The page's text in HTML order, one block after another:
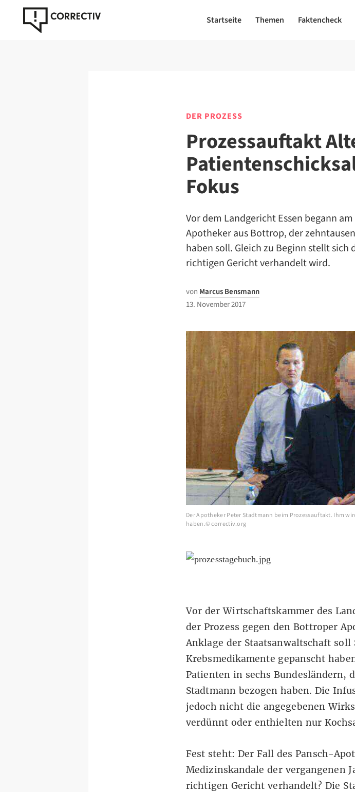
Startseite Themen Faktencheck
DER PROZESS
Prozessauftakt
Fokus
Vor dem Landgericht Essen begann
Apotheker aus Bottrop, der
haben soll. Gleich zu Beginn stellt sich
richtigen Gericht verhandelt wird.
von Marcus Bensmann
13. November 2017
Der Apotheker Peter Stadtmann beim Prozessauftakt. Ihm
haben.© correctiv.org
Vor der Wirtschaftskammer des
der Prozess gegen den Bottroper
Anklage der Staatsanwaltschaft
Krebsmedikamente gepanscht
Patienten in sechs Bundesländern,
Stadtmann bezogen haben. Die
jedoch nicht die angegebenen
verdünnt oder enthielten nur
Fest steht: Der Fall des Pansch-
Medizinskandale der vergangenen
richtigen Gericht verhandelt? Die